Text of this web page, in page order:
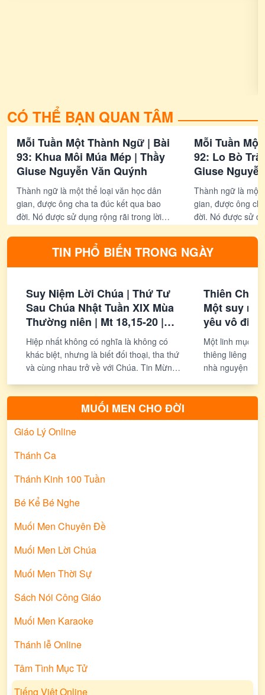
CÓ THỂ BẠN QUAN TÂM
Mỗi Tuần Một Thành Ngữ | Bài
93: Khua Môi Múa Mép | Thầy
Giuse Nguyễn Văn Quýnh
Thành ngữ là một thể loại văn học dân
gian, được ông cha ta đúc kết qua bao
đời. Nó được sử dụng rộng rãi trong lời
liệu” để sáng tác thơ ca, văn học. Thành
ngữ thường ngắn gọn nhưng ý tứ rất
phong phú và sâu sắc, nó cho ta nhiều
Mỗi Tuần
92: Lo Bò
Giuse
Thành ngữ là một
gian, được ông
đời. Nó được sử
liệu” để sáng tác
ngữ thường ngắn
phong phú và sâu
TIN PHỔ BIẾN TRONG NGÀY
Suy Niệm Lời Chúa | Thứ Tư
Sau Chúa Nhật Tuần XIX Mùa
Thường niên | Mt 18,15-20 |
Phút Cầu Nguyện
Hiệp nhất không có nghĩa là không có
khác biệt, nhưng là biết đối thoại, tha thứ
và cùng nhau trở về với Chúa. Tin Mừng
đâu có yêu thương và hiệp thông, nơi đó
có Chúa hiện diện.
Thiên
Một suy
yêu vô
Một linh mục
thiêng liêng
nhà nguyện,
thành và yêu
MUỐI MEN CHO ĐỜI
Giáo Lý Online
Thánh Ca
Thánh Kinh 100 Tuần
Bé Kể Bé Nghe
Muối Men Chuyên Đề
Muối Men Lời Chúa
Muối Men Thời Sự
Sách Nói Công Giáo
Muối Men Karaoke
Thánh lễ Online
Tâm Tình Mục Tử
Tiếng Việt Online